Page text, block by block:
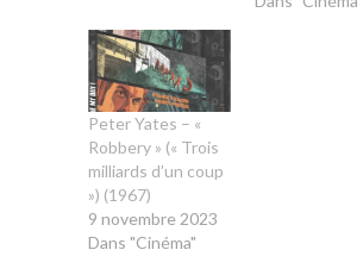
Peter Yates – «
Robbery » (« Trois
milliards d’un coup
») (1967)
9 novembre 2023
Dans "Cinéma"